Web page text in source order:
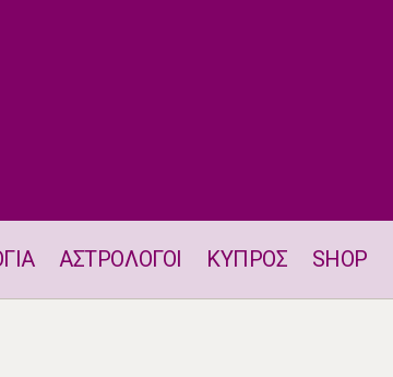
ΑΣΤΡΟΛΟΓΟΙ ΚΥΠΡΟΣ SHOP
ΗΜΕΡΗΣΙΕΣ ΟΨΕΙΣ ΤΗΣ ΣΕΛΗΝΗΣ